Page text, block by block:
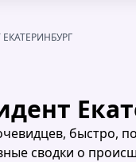
быстро,
сводки о